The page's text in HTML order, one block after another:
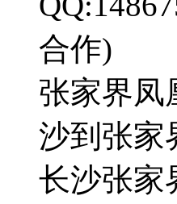
合作)
张家界凤
沙到张家
长沙张家